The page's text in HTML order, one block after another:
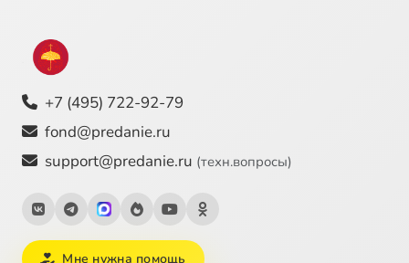
+7 (495) 722-92-79
fond@predanie.ru
support@predanie.ru (техн.вопросы)
Мне нужна помощь